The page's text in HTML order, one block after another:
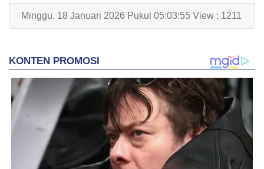
Minggu, 18 Januari 2026 Pukul 05:03:55 View : 1211